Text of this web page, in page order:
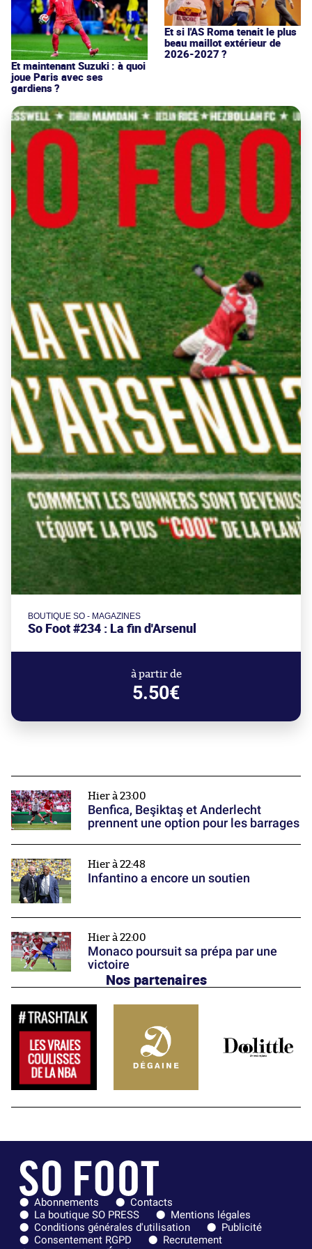
Et maintenant Suzuki : à quoi
joue Paris avec ses
gardiens ?
Et si l'AS Roma tenait le plus
beau maillot extérieur de
2026-2027 ?
BOUTIQUE SO - MAGAZINES
So Foot #234 : La fin d'Arsenul
à partir de
5.50€
Hier à 23:00
Benfica, Beşiktaş et Anderlecht
prennent une option pour les barrages
Hier à 22:48
Infantino a encore un soutien
Hier à 22:00
Monaco poursuit sa prépa par une
victoire
Nos partenaires
Abonnements
Contacts
La boutique SO PRESS
Mentions légales
Conditions générales d'utilisation
Publicité
Consentement RGPD
Recrutement